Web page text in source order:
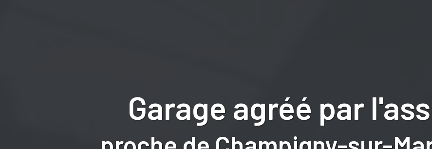
Garage agréé par